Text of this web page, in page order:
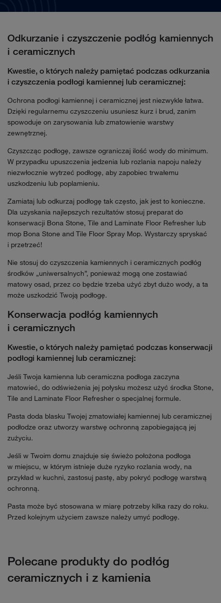
Odkurzanie i czyszczenie podłóg kamiennych
i ceramicznych
Kwestie, o których należy pamiętać podczas odkurzania
i czyszczenia podłogi kamiennej lub ceramicznej:
Ochrona podłogi kamiennej i ceramicznej jest niezwykle łatwa.
Dzięki regularnemu czyszczeniu usuniesz kurz i brud, zanim
spowoduje on zarysowania lub zmatowienie warstwy
zewnętrznej.
Czyszcząc podłogę, zawsze ograniczaj ilość wody do minimum.
W przypadku upuszczenia jedzenia lub rozlania napoju należy
niezwłocznie wytrzeć podłogę, aby zapobiec trwałemu
uszkodzeniu lub poplamieniu.
Zamiataj lub odkurzaj podłogę tak często, jak jest to konieczne.
Dla uzyskania najlepszych rezultatów stosuj preparat do
konserwacji Bona Stone, Tile and Laminate Floor Refresher lub
mop Bona Stone and Tile Floor Spray Mop. Wystarczy spryskać
i przetrzeć!
Nie stosuj do czyszczenia kamiennych i ceramicznych podłóg
środków „uniwersalnych”, ponieważ mogą one zostawiać
matowy osad, przez co będzie trzeba użyć zbyt dużo wody, a ta
może uszkodzić Twoją podłogę.
Konserwacja podłóg kamiennych
i ceramicznych
Kwestie, o których należy pamiętać podczas konserwacji
podłogi kamiennej lub ceramicznej:
Jeśli Twoja kamienna lub ceramiczna podłoga zaczyna
matowieć, do odświeżenia jej połysku możesz użyć środka Stone,
Tile and Laminate Floor Refresher o specjalnej formule.
Pasta doda blasku Twojej zmatowiałej kamiennej lub ceramicznej
podłodze oraz utworzy warstwę ochronną zapobiegającą jej
zużyciu.
Jeśli w Twoim domu znajduje się świeżo położona podłoga
w miejscu, w którym istnieje duże ryzyko rozlania wody, na
przykład w kuchni, zastosuj pastę, aby pokryć podłogę warstwą
ochronną.
Pasta może być stosowana w miarę potrzeby kilka razy do roku.
Przed kolejnym użyciem zawsze należy umyć podłogę.
Polecane produkty do podłóg
ceramicznych i z kamienia